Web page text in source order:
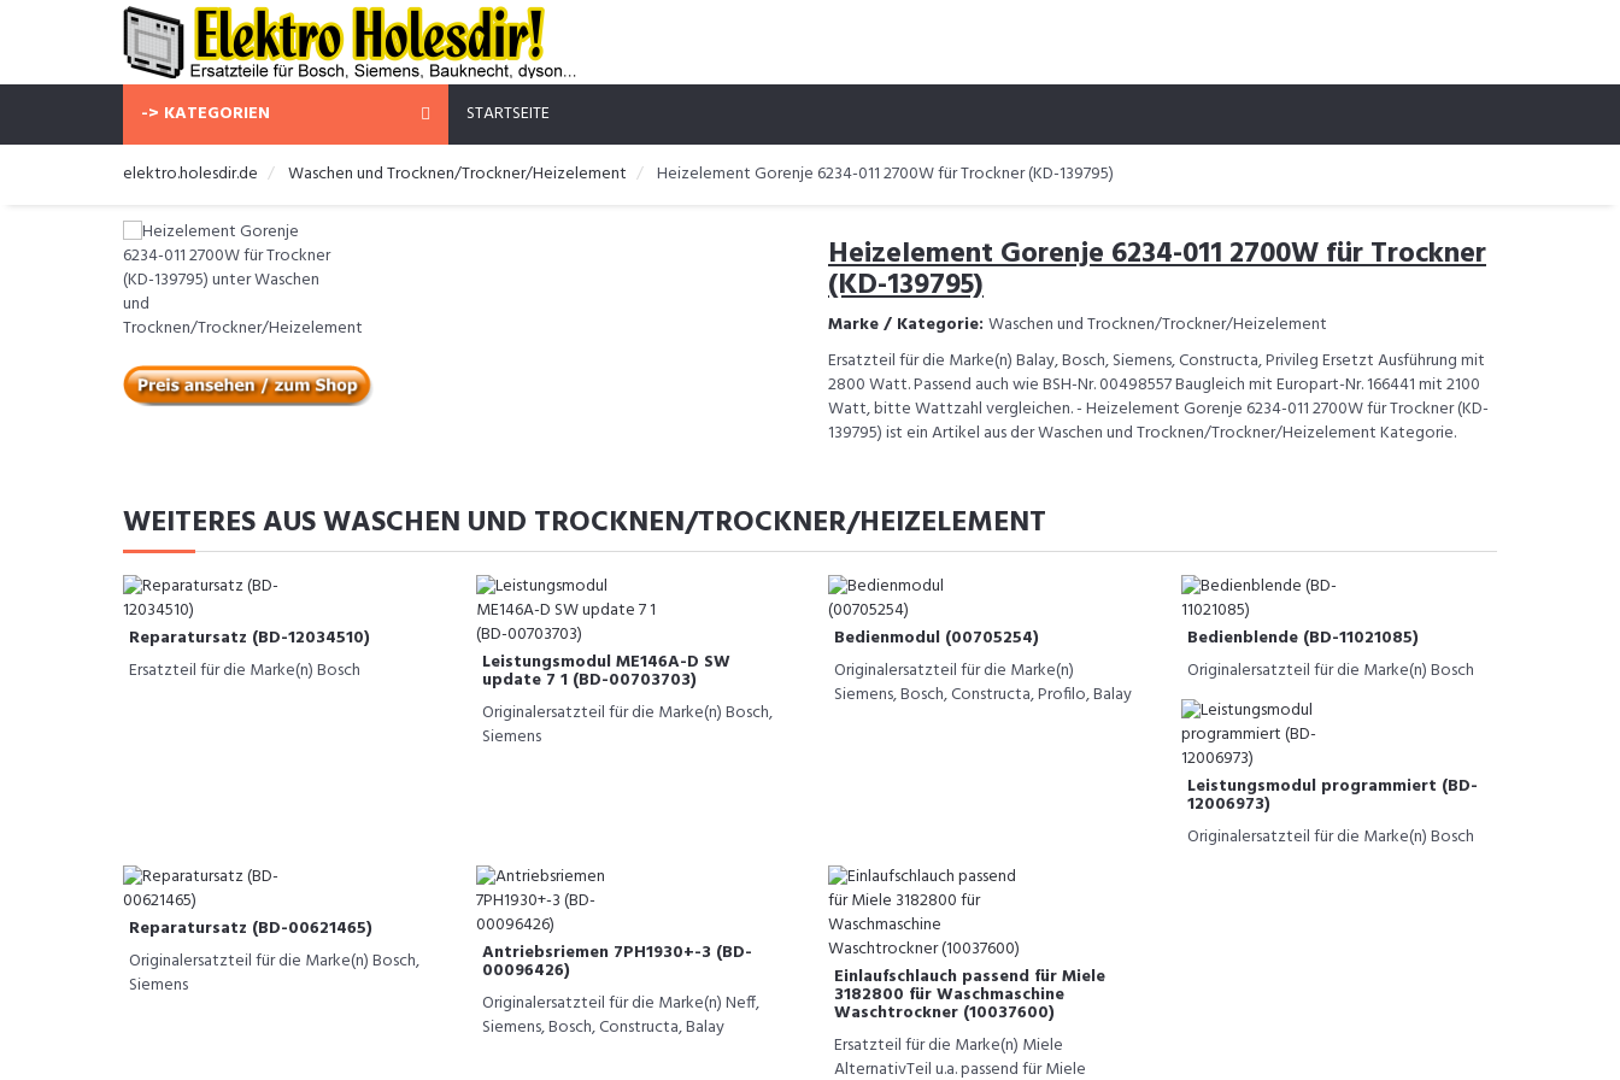
-> KATEGORIEN STARTSEITE
elektro.holesdir.de Waschen und Trocknen/Trockner/Heizelement Heizelement Gorenje 6234-011 2700W für Trockner (KD-139795)
Heizelement Gorenje 6234-011 2700W für Trockner
(KD-139795)
Marke / Kategorie: Waschen und Trocknen/Trockner/Heizelement
Ersatzteil für die Marke(n) Balay, Bosch, Siemens, Constructa, Privileg Ersetzt Ausführung mit
2800 Watt. Passend auch wie BSH-Nr. 00498557 Baugleich mit Europart-Nr. 166441 mit 2100
Watt, bitte Wattzahl vergleichen. - Heizelement Gorenje 6234-011 2700W für Trockner (KD-
139795) ist ein Artikel aus der Waschen und Trocknen/Trockner/Heizelement Kategorie.
WEITERES AUS WASCHEN UND TROCKNEN/TROCKNER/HEIZELEMENT
Reparatursatz (BD-12034510)
Ersatzteil für die Marke(n) Bosch
Leistungsmodul ME146A-D SW
update 7 1 (BD-00703703)
Originalersatzteil für die Marke(n) Bosch,
Siemens
Bedienmodul (00705254)
Originalersatzteil für die Marke(n)
Siemens, Bosch, Constructa, Profilo, Balay
Bedienblende (BD-11021085)
Originalersatzteil für die Marke(n) Bosch
Leistungsmodul programmiert (BD-
12006973)
Originalersatzteil für die Marke(n) Bosch
Reparatursatz (BD-00621465)
Originalersatzteil für die Marke(n) Bosch,
Siemens
Antriebsriemen 7PH1930+-3 (BD-
00096426)
Originalersatzteil für die Marke(n) Neff,
Siemens, Bosch, Constructa, Balay
Einlaufschlauch passend für Miele
3182800 für Waschmaschine
Waschtrockner (10037600)
Ersatzteil für die Marke(n) Miele
AlternativTeil u.a. passend für Miele